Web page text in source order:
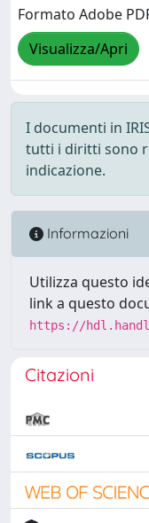
Formato Adobe
Visualizza/Apri
I documenti in
tutti i diritti sono
indicazione.
Informazioni
Utilizza questo
link a questo
https://
Citazioni